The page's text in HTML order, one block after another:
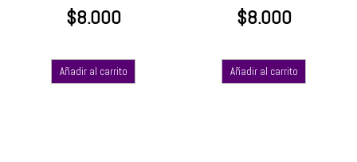
$8.000
Añadir al carrito
$8.000
Añadir al carrito